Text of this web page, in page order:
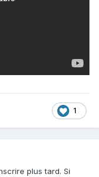
1
plus tard. Si